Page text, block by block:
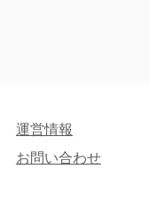
運営情報
お問い合わせ